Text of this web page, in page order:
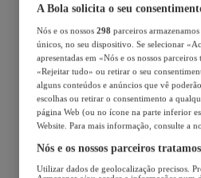
A Bola solicita o seu
Nós e os nossos 298 parceiros
únicos, no seu dispositivo. Se selecionar
apresentadas em «Nós e os nossos
«Rejeitar tudo» ou retirar o seu
alguns conteúdos e anúncios que vê
escolhas ou retirar o consentimento a
página Web (ou no ícone na parte inferior
Website. Para mais informação, consulte a
Nós e os nossos parceiros
Utilizar dados de geolocalização precisos.